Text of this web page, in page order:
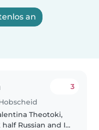
an
3
Theotoki,
Russian and I